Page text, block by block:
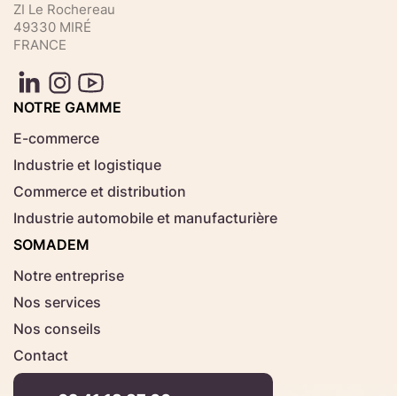
Aucun fichier
Télécharger
ZI Le Rochereau
49330 MIRÉ
FRANCE
NOTRE GAMME
E-commerce
Industrie et logistique
Commerce et distribution
Industrie automobile et manufacturière
SOMADEM
Notre entreprise
Nos services
Nos conseils
Contact